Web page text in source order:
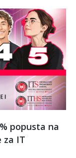
popusta na
za IT